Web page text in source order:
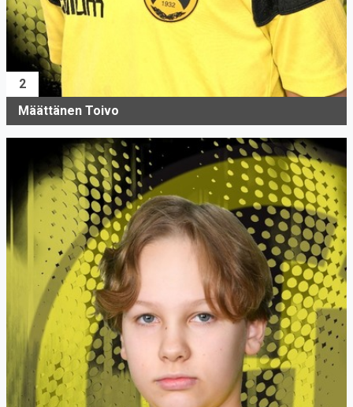
2
Määttänen Toivo